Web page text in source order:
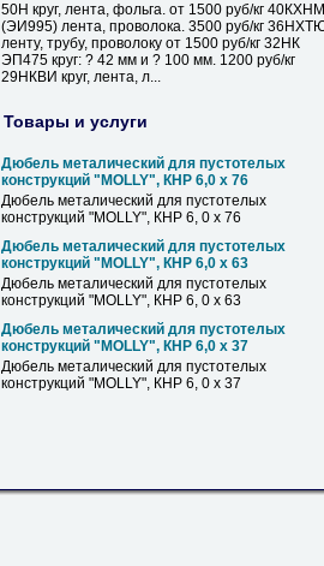
50Н круг, лента, фольга. от 1500 руб/кг 40КХНМ
(ЭИ995) лента, проволока. 3500 руб/кг
ленту, трубу, проволоку от 1500 руб/кг 32НК
ЭП475 круг: ? 42 мм и ? 100 мм. 1200 руб/кг
29НКВИ круг, лента, л...
Товары и услуги
Дюбель металический для пустотелых
конструкций "MOLLY", КНР 6,0 х 76
Дюбель металический для пустотелых
конструкций "MOLLY", КНР 6, 0 х 76
Дюбель металический для пустотелых
конструкций "MOLLY", КНР 6,0 х 63
Дюбель металический для пустотелых
конструкций "MOLLY", КНР 6, 0 х 63
Дюбель металический для пустотелых
конструкций "MOLLY", КНР 6,0 х 37
Дюбель металический для пустотелых
конструкций "MOLLY", КНР 6, 0 х 37